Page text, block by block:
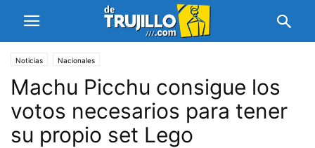
Noticias Nacionales
Machu Picchu consigue los
votos necesarios para tener
su propio set Lego